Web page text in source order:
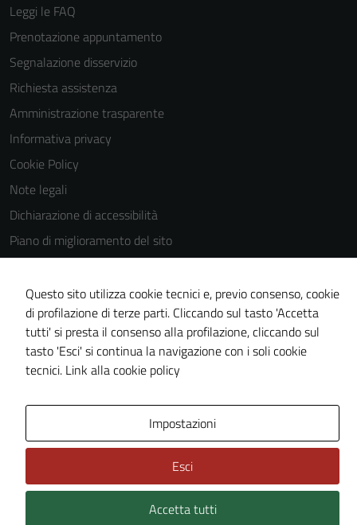
Leggi le FAQ
Prenotazione appuntamento
Segnalazione disservizio
Richiesta assistenza
Amministrazione trasparente
Informativa privacy
Cookie Policy
Note legali
Dichiarazione di accessibilità
Piano di miglioramento del sito
Area Privata
Technical Design s.r.l.
Questo sito utilizza cookie tecnici e, previo consenso, cookie
di profilazione di terze parti. Cliccando sul tasto 'Accetta
tutti' si presta il consenso alla profilazione, cliccando sul
tasto 'Esci' si continua la navigazione con i soli cookie
tecnici. Link alla cookie policy
Impostazioni
Esci
Accetta tutti